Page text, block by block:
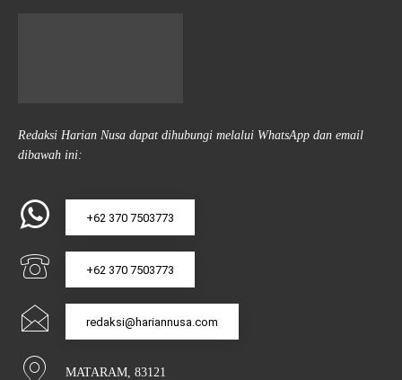
Redaksi Harian Nusa dapat dihubungi melalui WhatsApp dan email
dibawah ini:
+62 370 7503773
+62 370 7503773
redaksi@hariannusa.com
MATARAM, 83121